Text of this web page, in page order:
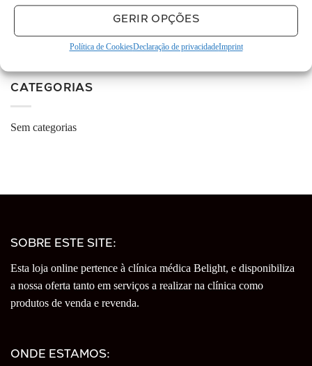
GERIR OPÇÕES
Política de CookiesDeclaração de privacidadeImprint
limpo e as funcionárias são muito simpáticas. Eu
e o me marido temos  realizado diversos
mais
CATEGORIAS
Sem categorias
SOBRE ESTE SITE:
Esta loja online pertence à clínica médica Belight, e disponibiliza
a nossa oferta tanto em serviços a realizar na clínica como
produtos de venda e revenda.
ONDE ESTAMOS: